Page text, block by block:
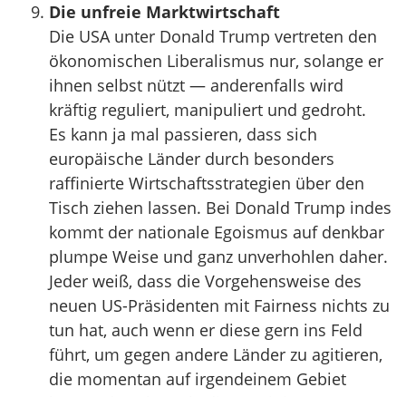
Die unfreie Marktwirtschaft
Die USA unter Donald Trump vertreten den
ökonomischen Liberalismus nur, solange er
ihnen selbst nützt — anderenfalls wird
kräftig reguliert, manipuliert und gedroht.
Es kann ja mal passieren, dass sich
europäische Länder durch besonders
raffinierte Wirtschaftsstrategien über den
Tisch ziehen lassen. Bei Donald Trump indes
kommt der nationale Egoismus auf denkbar
plumpe Weise und ganz unverhohlen daher.
Jeder weiß, dass die Vorgehensweise des
neuen US-Präsidenten mit Fairness nichts zu
tun hat, auch wenn er diese gern ins Feld
führt, um gegen andere Länder zu agitieren,
die momentan auf irgendeinem Gebiet